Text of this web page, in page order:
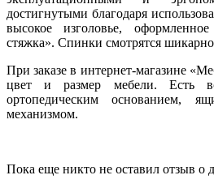
достигнутыми благодаря
высокое изголовье,
стяжка». Спинки смотрятся
При заказе в интернет-магазине
цвет и размер мебели. Есть
ортопедическим основанием,
механизмом.
Пока еще никто не оставил отзыв о